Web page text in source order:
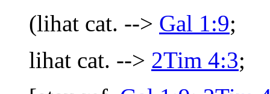
(lihat cat. --> Gal 1:9;
lihat cat. --> 2Tim 4:3;